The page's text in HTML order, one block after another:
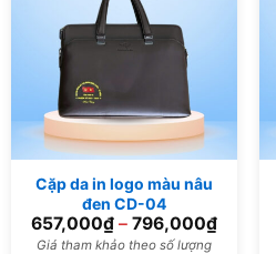
Cặp da in logo màu nâu
đen CD-04
657,000₫– 796,000₫
Giá tham khảo theo số lượng